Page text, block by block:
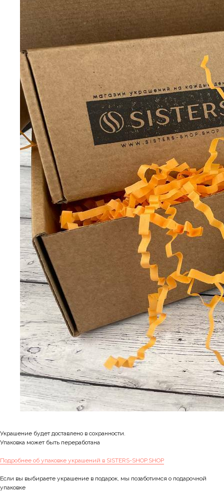
Украшение будет доставлено в сохранности.
Упаковка может быть переработана
Подробнее об упаковке украшений в SISTERS-SHOP.SHOP
Если вы выбираете украшение в подарок, мы позаботимся о подарочной
упаковке